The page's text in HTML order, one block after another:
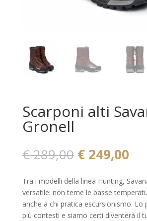
Scarponi alti
Gronell
€289,00 Il
prezzo
originale
era:
€ 289,00.
€249,00Il
è:
€
Tra i modelli della linea Hunting,
versatile: non teme le basse
anche a chi pratica escursionismo. Lo
più contesti e siamo certi diventerà il